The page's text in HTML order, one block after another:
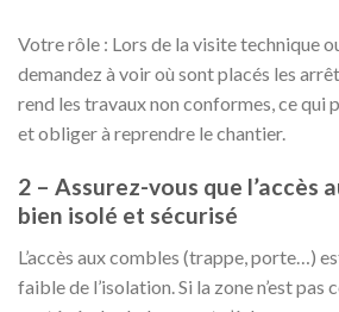
Votre rôle : Lors de la visite technique
demandez à voir où sont placés les
rend les travaux non conformes, ce qui
et obliger à reprendre le chantier.
2 – Assurez-vous que l’accès
bien isolé et sécurisé
L’accès aux combles (trappe, porte…)
faible de l’isolation. Si la zone n’est